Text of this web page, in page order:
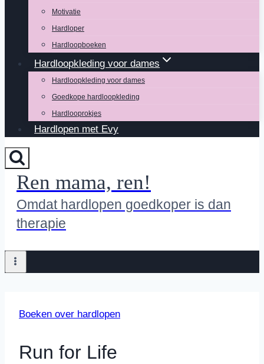
Motivatie
Hardloper
Hardloopboeken
Hardloopkleding voor dames
Hardloopkleding voor dames
Goedkope hardloopkleding
Hardlooprokjes
Hardlopen met Evy
Ren mama, ren!
Omdat hardlopen goedkoper is dan
therapie
Boeken over hardlopen
Run for Life